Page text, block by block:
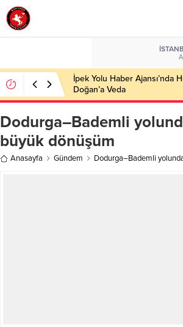
İpek Yolu Haber Ajansı’nda
Doğan’a Veda
Dodurga–Bademli
büyük dönüşüm
Anasayfa Gündem Dodurga–Bademli